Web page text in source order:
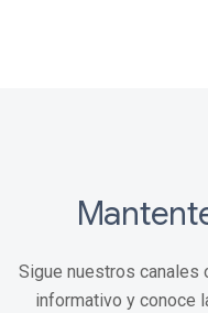
Sigue nuestros canales
informativo y conoce